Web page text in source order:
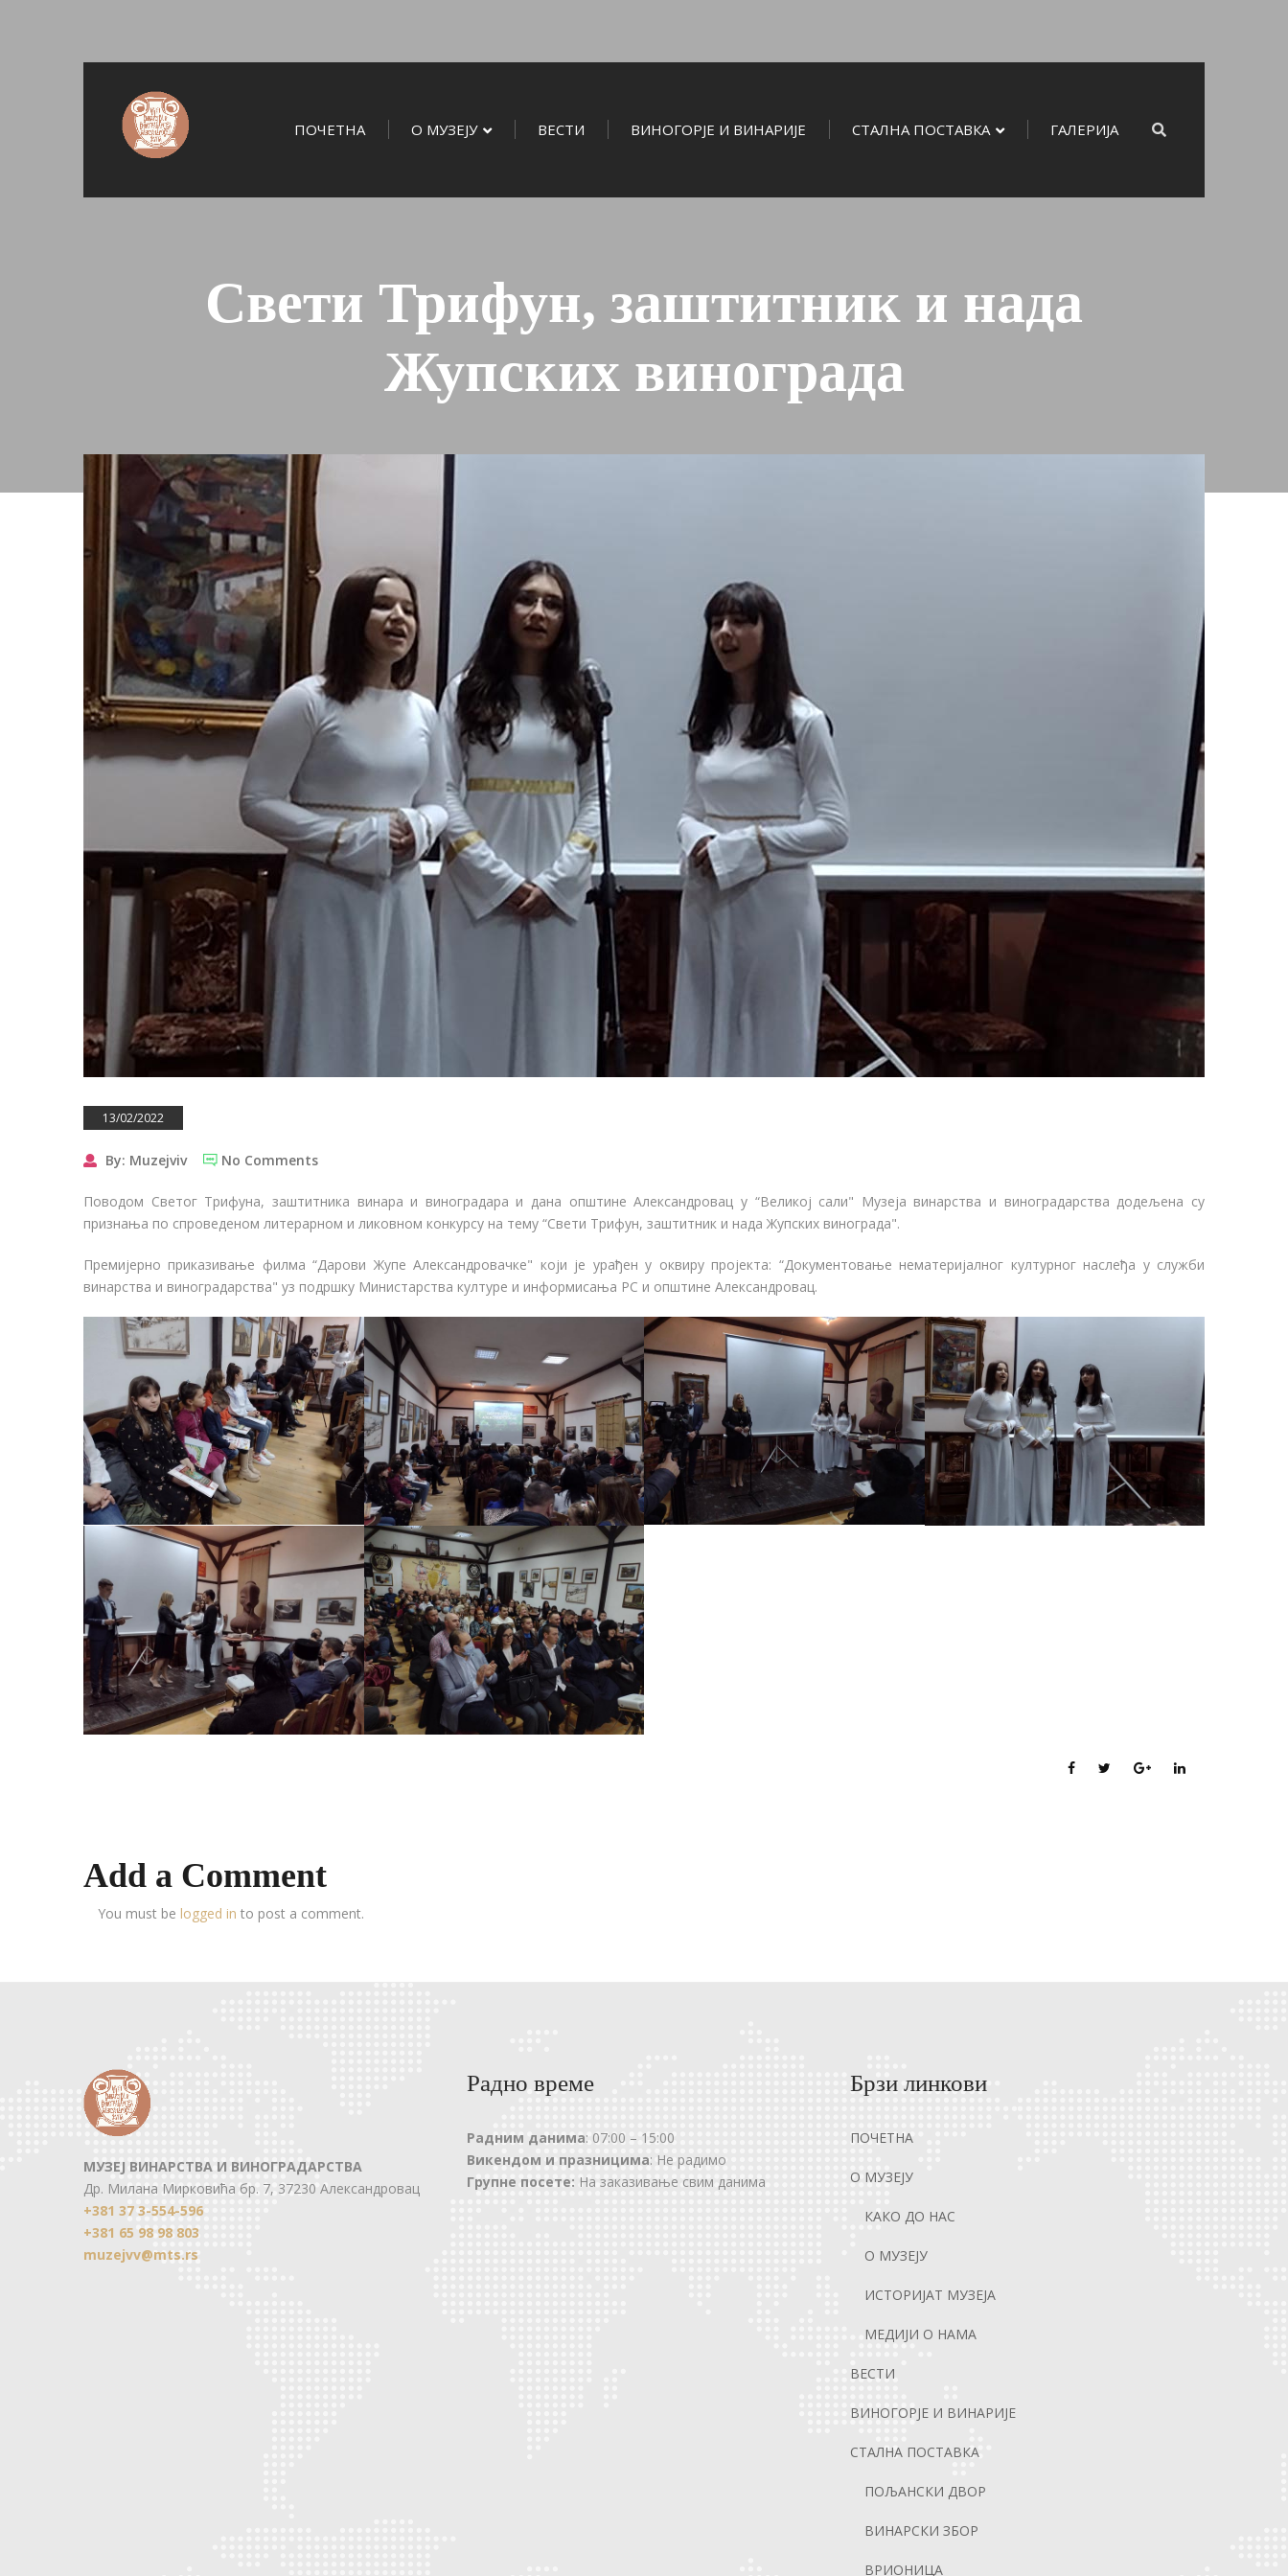
ПОЧЕТНА О МУЗЕЈУ ВЕСТИ ВИНОГОРЈЕ И ВИНАРИЈЕ СТАЛНА ПОСТАВКА ГАЛЕРИЈА
Свети Трифун, заштитник и нада
Жупских винограда
13/02/2022
By: Muzejviv No Comments
Поводом Светог Трифуна, заштитника винара и виноградара и дана општине Александровац у “Великој сали" Музеја винарства и виноградарства додељена су
признања по спроведеном литерарном и ликовном конкурсу на тему “Свети Трифун, заштитник и нада Жупских винограда".
Премијерно приказивање филма “Дарови Жупе Александровачке" који је урађен у оквиру пројекта: “Документовање нематеријалног културног наслеђа у служби
винарства и виноградарства" уз подршку Министарства културе и информисања РС и општине Александровац.
Add a Comment
You must be logged in to post a comment.
МУЗЕЈ ВИНАРСТВА И ВИНОГРАДАРСТВА
Др. Милана Мирковића бр. 7, 37230 Александровац
+381 37 3-554-596
+381 65 98 98 803
muzejvv@mts.rs
Радно време
Радним данима: 07:00 – 15:00
Викендом и празницима: Не радимо
Групне посете: На заказивање свим данима
Брзи линкови
ПОЧЕТНА
О МУЗЕЈУ
КАКО ДО НАС
О МУЗЕЈУ
ИСТОРИЈАТ МУЗЕЈА
МЕДИЈИ О НАМА
ВЕСТИ
ВИНОГОРЈЕ И ВИНАРИЈЕ
СТАЛНА ПОСТАВКА
ПОЉАНСКИ ДВОР
ВИНАРСКИ ЗБОР
ВРИОНИЦА